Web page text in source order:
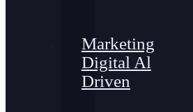
Marketing
Digital Al
Driven